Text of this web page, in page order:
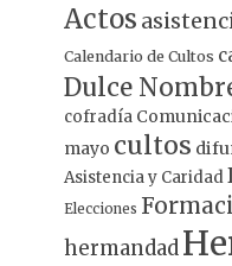
Actos
Calendario de Cultos
Dulce
cofradía
mayo cultos
Asistencia y Caridad
Elecciones
hermandad